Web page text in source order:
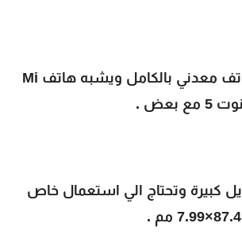
تصميم الهاتف معدني بالكامل ويشبه هاتف Mi
كبيرة وتحتاج الي استعمال خاص